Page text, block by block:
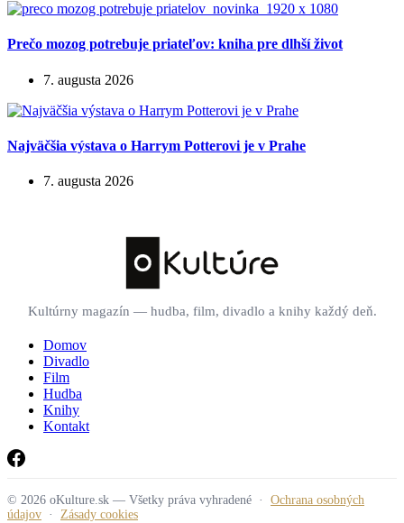
Prečo mozog potrebuje priateľov: kniha pre dlhší život
7. augusta 2026
Najväčšia výstava o Harrym Potterovi je v Prahe
7. augusta 2026
Kultúrny magazín — hudba, film, divadlo a knihy každý deň.
Domov
Divadlo
Film
Hudba
Knihy
Kontakt
© 2026 oKulture.sk — Všetky práva vyhradené · Ochrana osobných
údajov · Zásady cookies